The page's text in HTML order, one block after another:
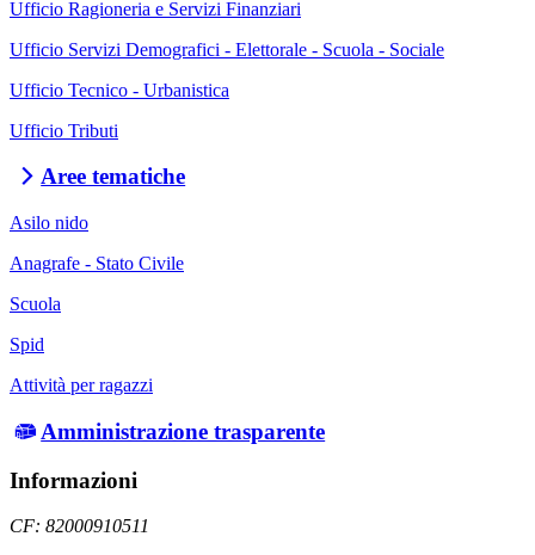
Ufficio Ragioneria e Servizi Finanziari
Ufficio Servizi Demografici - Elettorale - Scuola - Sociale
Ufficio Tecnico - Urbanistica
Ufficio Tributi
Aree tematiche
Asilo nido
Anagrafe - Stato Civile
Scuola
Spid
Attività per ragazzi
Amministrazione trasparente
Informazioni
CF: 82000910511